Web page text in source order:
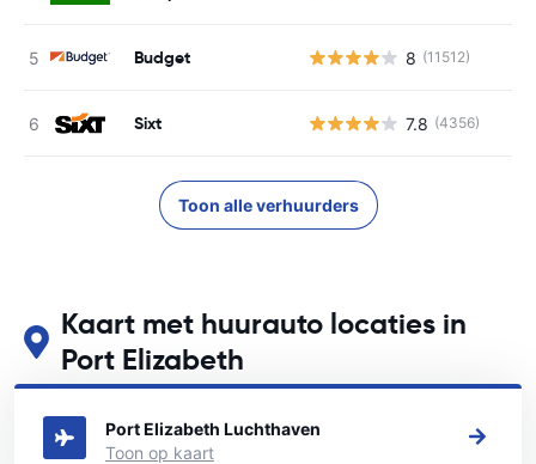
Budget 8 (11512)
Sixt 7.8 (4356)
Toon alle verhuurders
Kaart met huurauto locaties in
Port Elizabeth
Zie onze belangrijkste autoverhuur locaties in Port Elizabeth
Port Elizabeth Luchthaven
Toon op kaart